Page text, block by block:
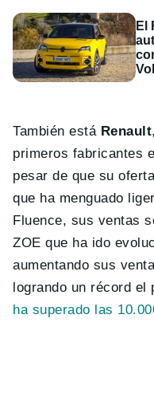
El
También está Renault
primeros fabricantes
pesar de que su
que ha menguado
Fluence, sus ventas
ZOE que ha ido
aumentando sus
logrando un récord el
ha superado las